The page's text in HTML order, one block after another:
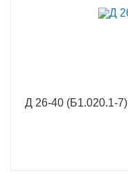
Д 26-40 (Б1.020.1-7)